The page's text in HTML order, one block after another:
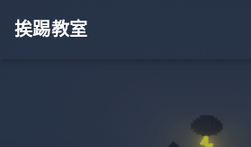
挨踢教室